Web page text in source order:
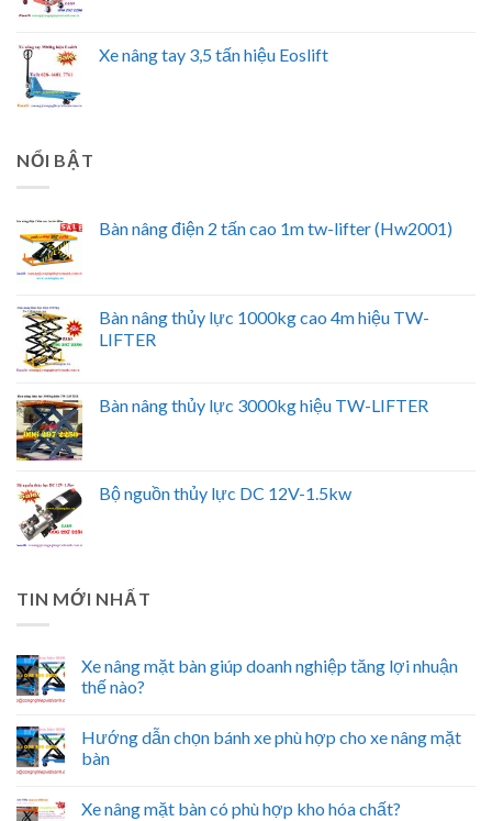
Xe nâng tay 3,5 tấn hiệu Eoslift
NỔI BẬT
Bàn nâng điện 2 tấn cao 1m tw-lifter (Hw2001)
Bàn nâng thủy lực 1000kg cao 4m hiệu TW-
LIFTER
Bàn nâng thủy lực 3000kg hiệu TW-LIFTER
Bộ nguồn thủy lực DC 12V-1.5kw
TIN MỚI NHẤT
Xe nâng mặt bàn giúp doanh nghiệp tăng lợi nhuận
thế nào?
Hướng dẫn chọn bánh xe phù hợp cho xe nâng mặt
bàn
Xe nâng mặt bàn có phù hợp kho hóa chất?